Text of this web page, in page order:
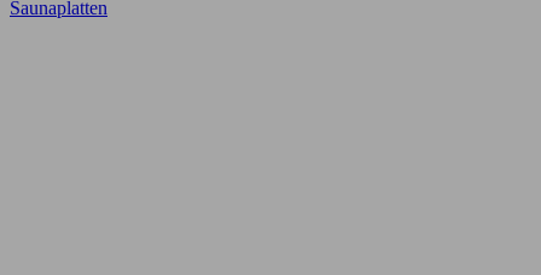
Saunaplatten